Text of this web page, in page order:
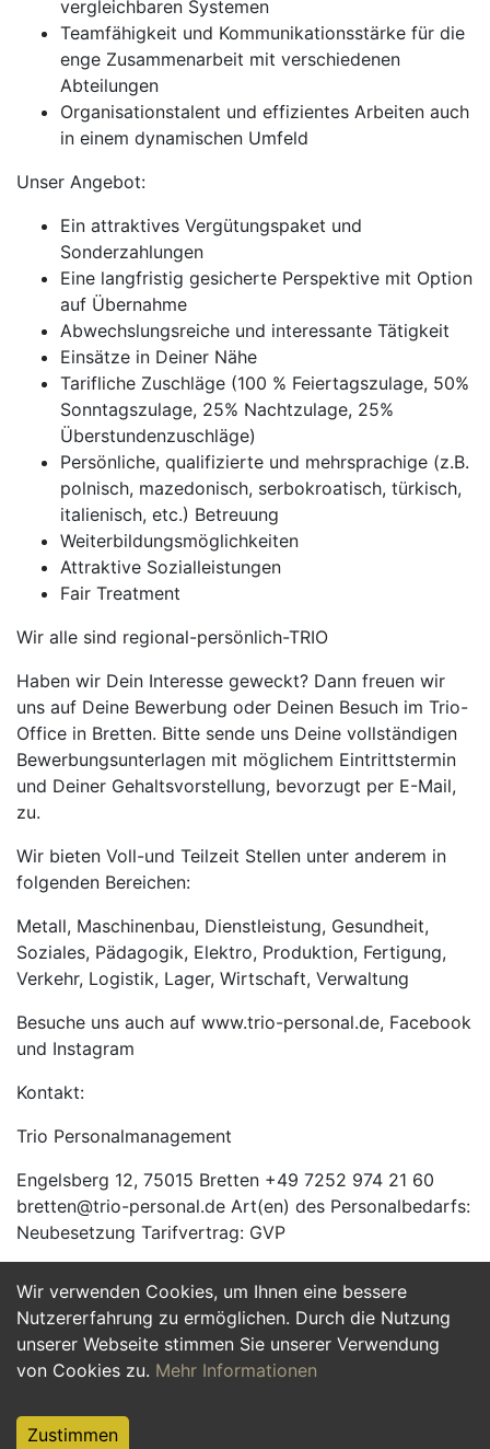
Wir verwenden Cookies, um Ihnen eine bessere
Nutzererfahrung zu ermöglichen. Durch die Nutzung
unserer Webseite stimmen Sie unserer Verwendung
von Cookies zu. Mehr Informationen
Zustimmen
vergleichbaren Systemen
Teamfähigkeit und Kommunikationsstärke für die
enge Zusammenarbeit mit verschiedenen
Abteilungen
Organisationstalent und effizientes Arbeiten auch
in einem dynamischen Umfeld
Unser Angebot:
Ein attraktives Vergütungspaket und
Sonderzahlungen
Eine langfristig gesicherte Perspektive mit Option
auf Übernahme
Abwechslungsreiche und interessante Tätigkeit
Einsätze in Deiner Nähe
Tarifliche Zuschläge (100 % Feiertagszulage, 50%
Sonntagszulage, 25% Nachtzulage, 25%
Überstundenzuschläge)
Persönliche, qualifizierte und mehrsprachige (z.B.
polnisch, mazedonisch, serbokroatisch, türkisch,
italienisch, etc.) Betreuung
Weiterbildungsmöglichkeiten
Attraktive Sozialleistungen
Fair Treatment
Wir alle sind regional-persönlich-TRIO
Haben wir Dein Interesse geweckt? Dann freuen wir
uns auf Deine Bewerbung oder Deinen Besuch im Trio-
Office in Bretten. Bitte sende uns Deine vollständigen
Bewerbungsunterlagen mit möglichem Eintrittstermin
und Deiner Gehaltsvorstellung, bevorzugt per E-Mail,
zu.
Wir bieten Voll-und Teilzeit Stellen unter anderem in
folgenden Bereichen:
Metall, Maschinenbau, Dienstleistung, Gesundheit,
Soziales, Pädagogik, Elektro, Produktion, Fertigung,
Verkehr, Logistik, Lager, Wirtschaft, Verwaltung
Besuche uns auch auf www.trio-personal.de, Facebook
und Instagram
Kontakt:
Trio Personalmanagement
Engelsberg 12, 75015 Bretten +49 7252 974 21 60
bretten@trio-personal.de Art(en) des Personalbedarfs:
Neubesetzung Tarifvertrag: GVP
Jetzt Bewerben